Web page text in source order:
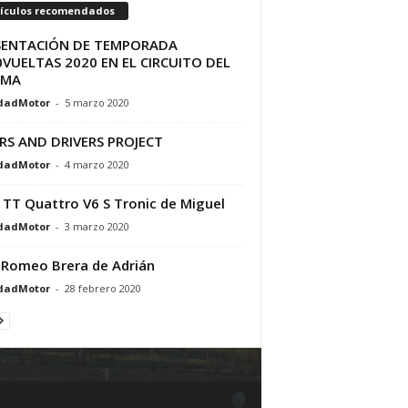
recomendados
DE TEMPORADA
2020 EN EL CIRCUITO DEL
- 5 marzo 2020
AND DRIVERS PROJECT
- 4 marzo 2020
Quattro V6 S Tronic de Miguel
- 3 marzo 2020
Brera de Adrián
- 28 febrero 2020